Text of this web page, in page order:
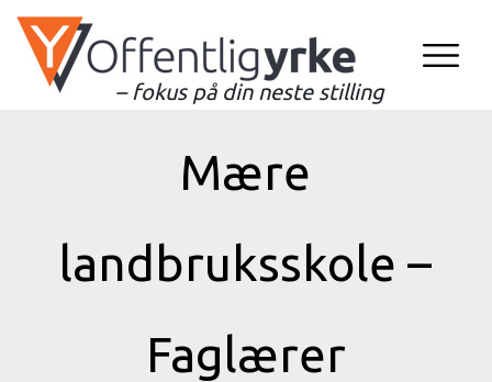
– fokus på din neste stilling
Mære
landbruksskole –
Faglærer